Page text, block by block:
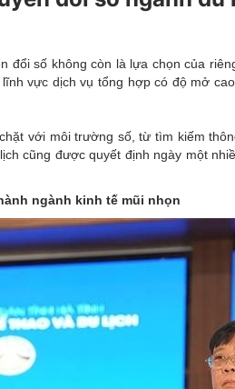
đổi số không còn là lựa chọn của
vực dịch vụ tổng hợp có độ mở
với môi trường số, từ tìm kiếm
cũng được quyết định ngày một
ngành kinh tế mũi nhọn